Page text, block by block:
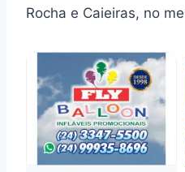
Rocha e Caieiras, no